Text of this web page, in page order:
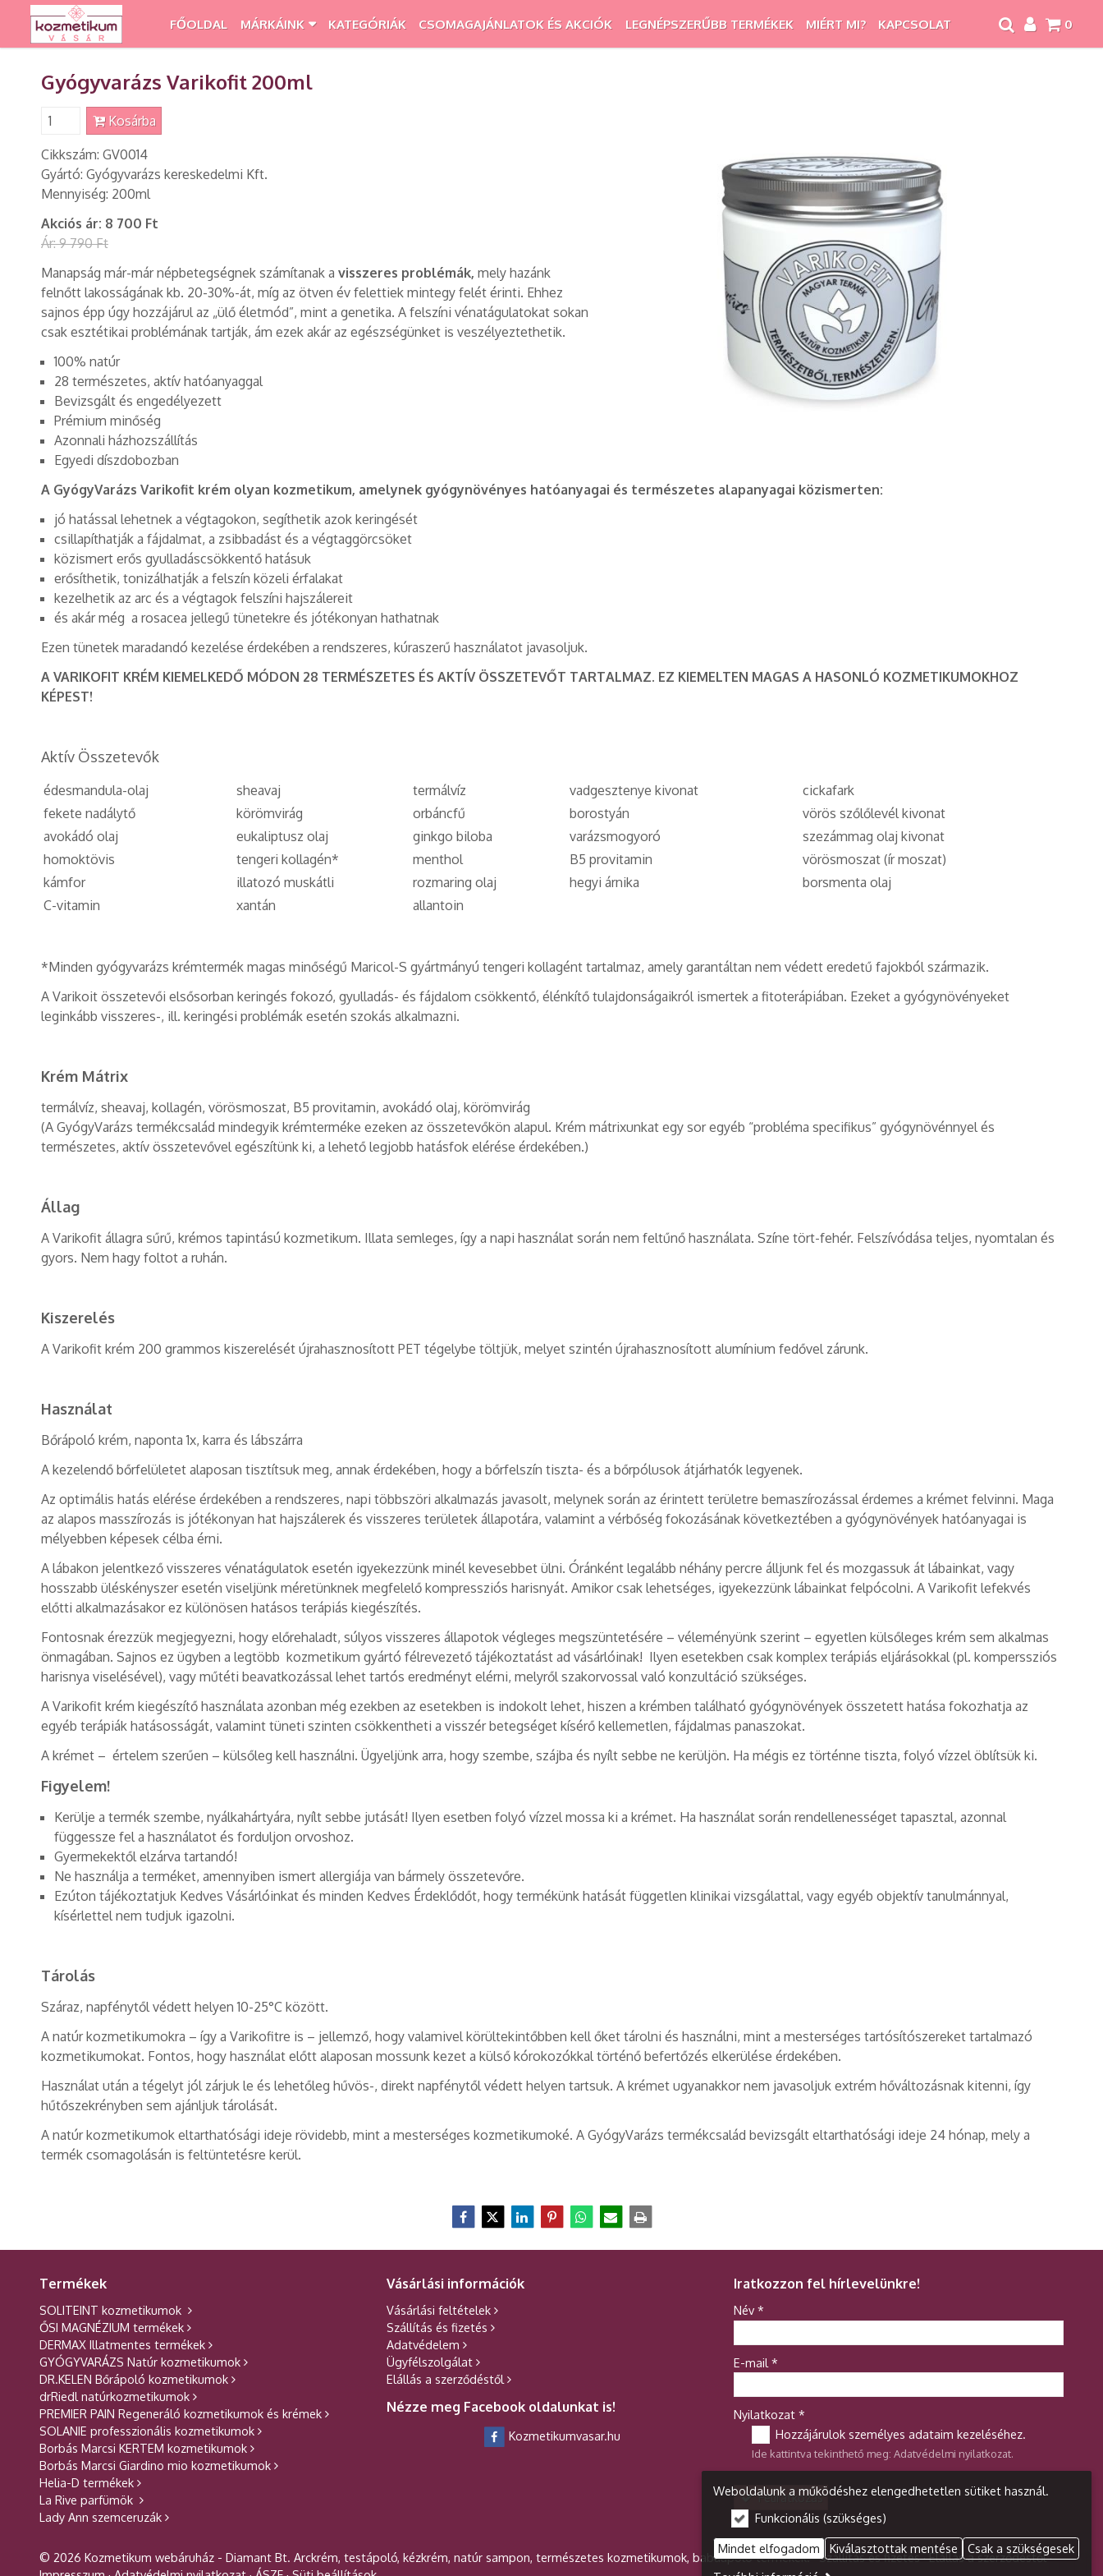
0
FŐOLDAL MÁRKÁINK KATEGÓRIÁK CSOMAGAJÁNLATOK ÉS AKCIÓK LEGNÉPSZERŰBB TERMÉKEK MIÉRT MI? KAPCSOLAT
Gyógyvarázs Varikofit 200ml
Kosárba
Cikkszám: GV0014
Gyártó: Gyógyvarázs kereskedelmi Kft.
Mennyiség: 200ml
Akciós ár: 8 700 Ft
Ár:9 790 Ft
Manapság már-már népbetegségnek számítanak a visszeres problémák, mely hazánk
felnőtt lakosságának kb. 20-30%-át, míg az ötven év felettiek mintegy felét érinti. Ehhez
sajnos épp úgy hozzájárul az „ülő életmód”, mint a genetika. A felszíni vénatágulatokat sokan
csak esztétikai problémának tartják, ám ezek akár az egészségünket is veszélyeztethetik.
100% natúr
28 természetes, aktív hatóanyaggal
Bevizsgált és engedélyezett
Prémium minőség
Azonnali házhozszállítás
Egyedi díszdobozban
A GyógyVarázs Varikofit krém olyan kozmetikum, amelynek gyógynövényes hatóanyagai és természetes alapanyagai közismerten:
jó hatással lehetnek a végtagokon, segíthetik azok keringését
csillapíthatják a fájdalmat, a zsibbadást és a végtaggörcsöket
közismert erős gyulladáscsökkentő hatásuk
erősíthetik, tonizálhatják a felszín közeli érfalakat
kezelhetik az arc és a végtagok felszíni hajszálereit
és akár még a rosacea jellegű tünetekre és jótékonyan hathatnak
Ezen tünetek maradandó kezelése érdekében a rendszeres, kúraszerű használatot javasoljuk.
A VARIKOFIT KRÉM KIEMELKEDŐ MÓDON 28 TERMÉSZETES ÉS AKTÍV ÖSSZETEVŐT TARTALMAZ. EZ KIEMELTEN MAGAS A HASONLÓ KOZMETIKUMOKHOZ
KÉPEST!
Aktív Összetevők
édesmandula-olaj sheavaj termálvíz vadgesztenye kivonat
cickafark
fekete nadálytő
körömvirág orbáncfű borostyán
vörös szőlőlevél kivonat
avokádó olaj
eukaliptusz olaj ginkgo biloba varázsmogyoró
szezámmag olaj kivonat
homoktövis
tengeri kollagén* menthol B5 provitamin
vörösmoszat (ír moszat)
kámfor
illatozó muskátli rozmaring olaj hegyi árnika
borsmenta olaj
C-vitamin
xantán allantoin
*Minden gyógyvarázs krémtermék magas minőségű Maricol-S gyártmányú tengeri kollagént tartalmaz, amely garantáltan nem védett eredetű fajokból származik.
A Varikoit összetevői elsősorban keringés fokozó, gyulladás- és fájdalom csökkentő, élénkítő tulajdonságaikról ismertek a fitoterápiában. Ezeket a gyógynövényeket
leginkább visszeres-, ill. keringési problémák esetén szokás alkalmazni.
Krém Mátrix
termálvíz, sheavaj, kollagén, vörösmoszat, B5 provitamin, avokádó olaj, körömvirág
(A GyógyVarázs termékcsalád mindegyik krémterméke ezeken az összetevőkön alapul. Krém mátrixunkat egy sor egyéb “probléma specifikus” gyógynövénnyel és
természetes, aktív összetevővel egészítünk ki, a lehető legjobb hatásfok elérése érdekében.)
Állag
A Varikofit állagra sűrű, krémos tapintású kozmetikum. Illata semleges, így a napi használat során nem feltűnő használata. Színe tört-fehér. Felszívódása teljes, nyomtalan és
gyors. Nem hagy foltot a ruhán.
Kiszerelés
A Varikofit krém 200 grammos kiszerelését újrahasznosított PET tégelybe töltjük, melyet szintén újrahasznosított alumínium fedővel zárunk.
Használat
Bőrápoló krém, naponta 1x, karra és lábszárra
A kezelendő bőrfelületet alaposan tisztítsuk meg, annak érdekében, hogy a bőrfelszín tiszta- és a bőrpólusok átjárhatók legyenek.
Az optimális hatás elérése érdekében a rendszeres, napi többszöri alkalmazás javasolt, melynek során az érintett területre bemaszírozással érdemes a krémet felvinni. Maga
az alapos masszírozás is jótékonyan hat hajszálerek és visszeres területek állapotára, valamint a vérbőség fokozásának következtében a gyógynövények hatóanyagai is
mélyebben képesek célba érni.
A lábakon jelentkező visszeres vénatágulatok esetén igyekezzünk minél kevesebbet ülni. Óránként legalább néhány percre álljunk fel és mozgassuk át lábainkat, vagy
hosszabb üléskényszer esetén viseljünk méretünknek megfelelő kompressziós harisnyát. Amikor csak lehetséges, igyekezzünk lábainkat felpócolni. A Varikofit lefekvés
előtti alkalmazásakor ez különösen hatásos terápiás kiegészítés.
Fontosnak érezzük megjegyezni, hogy előrehaladt, súlyos visszeres állapotok végleges megszüntetésére – véleményünk szerint – egyetlen külsőleges krém sem alkalmas
önmagában. Sajnos ez ügyben a legtöbb kozmetikum gyártó félrevezető tájékoztatást ad vásárlóinak! Ilyen esetekben csak komplex terápiás eljárásokkal (pl. komperssziós
harisnya viselésével), vagy műtéti beavatkozással lehet tartós eredményt elérni, melyről szakorvossal való konzultáció szükséges.
A Varikofit krém kiegészítő használata azonban még ezekben az esetekben is indokolt lehet, hiszen a krémben található gyógynövények összetett hatása fokozhatja az
egyéb terápiák hatásosságát, valamint tüneti szinten csökkentheti a visszér betegséget kísérő kellemetlen, fájdalmas panaszokat.
A krémet – értelem szerűen – külsőleg kell használni. Ügyeljünk arra, hogy szembe, szájba és nyílt sebbe ne kerüljön. Ha mégis ez történne tiszta, folyó vízzel öblítsük ki.
Figyelem!
Kerülje a termék szembe, nyálkahártyára, nyílt sebbe jutását! Ilyen esetben folyó vízzel mossa ki a krémet. Ha használat során rendellenességet tapasztal, azonnal
függessze fel a használatot és forduljon orvoshoz.
Gyermekektől elzárva tartandó!
Ne használja a terméket, amennyiben ismert allergiája van bármely összetevőre.
Ezúton tájékoztatjuk Kedves Vásárlóinkat és minden Kedves Érdeklődőt, hogy termékünk hatását független klinikai vizsgálattal, vagy egyéb objektív tanulmánnyal,
kísérlettel nem tudjuk igazolni.
Tárolás
Száraz, napfénytől védett helyen 10-25°C között.
A natúr kozmetikumokra – így a Varikofitre is – jellemző, hogy valamivel körültekintőbben kell őket tárolni és használni, mint a mesterséges tartósítószereket tartalmazó
kozmetikumokat. Fontos, hogy használat előtt alaposan mossunk kezet a külső kórokozókkal történő befertőzés elkerülése érdekében.
Használat után a tégelyt jól zárjuk le és lehetőleg hűvös-, direkt napfénytől védett helyen tartsuk. A krémet ugyanakkor nem javasoljuk extrém hőváltozásnak kitenni, így
hűtőszekrényben sem ajánljuk tárolását.
A natúr kozmetikumok eltarthatósági ideje rövidebb, mint a mesterséges kozmetikumoké. A GyógyVarázs termékcsalád bevizsgált eltarthatósági ideje 24 hónap, mely a
termék csomagolásán is feltüntetésre kerül.
Termékek
SOLITEINT kozmetikumok
ŐSI MAGNÉZIUM termékek
DERMAX Illatmentes termékek
GYÓGYVARÁZS Natúr kozmetikumok
DR.KELEN Bőrápoló kozmetikumok
drRiedl natúrkozmetikumok
PREMIER PAIN Regeneráló kozmetikumok és krémek
SOLANIE professzionális kozmetikumok
Borbás Marcsi KERTEM kozmetikumok
Borbás Marcsi Giardino mio kozmetikumok
Helia-D termékek
La Rive parfümök
Lady Ann szemceruzák
Vásárlási információk
Vásárlási feltételek
Szállítás és fizetés
Adatvédelem
Ügyfélszolgálat
Elállás a szerződéstől
Nézze meg Facebook oldalunkat is!
Kozmetikumvasar.hu
Iratkozzon fel hírlevelünkre!
-
-
-
-
-
Név*
E-mail*
Nyilatkozat*
Hozzájárulok személyes adataim kezeléséhez.
Ide kattintva tekinthető meg: Adatvédelmi nyilatkozat.
Feliratkozás
© 2026 Kozmetikum webáruház - Diamant Bt. Arckrém, testápoló, kézkrém, natúr sampon, természetes kozmetikumok, babaápoló termékek. Szállítás és fizetés
Elállás a szerződéstől
Weboldalunk a működéshez elengedhetetlen sütiket használ.
Funkcionális (szükséges)
Mindet elfogadom Kiválasztottak mentése
Csak a szükségesek